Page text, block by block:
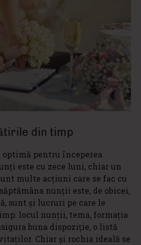
din timp
optimă pentru începerea
este cu zece luni, chiar un
multe acțiuni care se fac cu
nunții este, de obicei,
sunt și lucruri pe care le
locul nunții, tema, formația
buna dispoziție, o listă
Chiar și rochia ideală se